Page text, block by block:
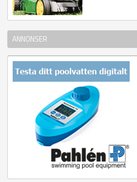
ANNONSER